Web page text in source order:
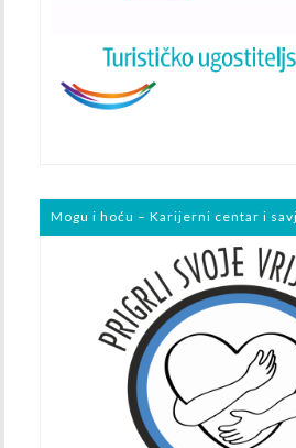
Mogu i hoću – Karijerni centar i